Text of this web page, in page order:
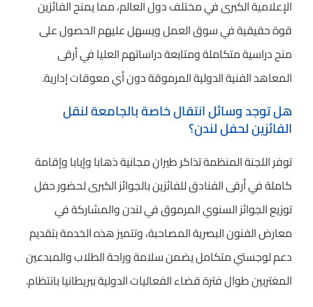
الإعلامية الكبرى في مختلف دول العالم، مما يمنح الفائزين
قوة حقيقية في سوق العمل ويسهل عليهم الحصول على
منح دراسية متكاملة ومتابعة دراساتهم العليا في أرقى
المعاهد الفنية الدولية المرموقة دون أي معوقات إدارية.
هل توجد وسائل انتقال خاصة بالجامعة لنقل
الفائزين لحفل لندن؟
توفر اللجنة المنظمة تذاكر طيران مجانية ذهابا وإيابا وإقامة
كاملة في أرقى الفنادق للفائزين بالجوائز الكبرى لحضور حفل
توزيع الجوائز السنوي المرموق في لندن والمشاركة في
معارض الفنون البصرية المصاحبة، وتتميز هذه الخدمة بتقديم
دعم لوجستي متكامل يضمن سلامة وراحة الطلاب والمبدعين
المغتربين طوال فترة قضاء الفعاليات الدولية ببريطانيا بانتظام.